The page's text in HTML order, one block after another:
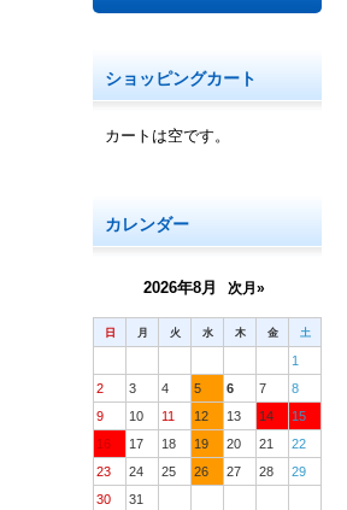
ショッピングカート
カートは空です。
カレンダー
2026年8月 次月»
日 月 火 水 木 金 土
1
2
3 4 5 6 7
8
9
10 11 12 13 14
15
16
17 18 19 20 21
22
23
24 25 26 27 28
29
30
31